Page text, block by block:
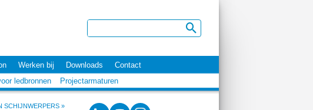
Werken bij Downloads
Contact
ledbronnen Projectarmaturen
SCHIJNWERPERS »